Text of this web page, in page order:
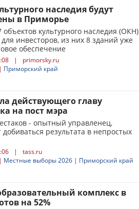
наследия будут
в Приморье
культурного наследия (ОКН)
инвесторов, из них 8 зданий уже
обеспечение
|
primorsky.ru
| Приморский край
действующего главу
на пост мэра
- опытный управленец,
результата в непростых
|
tass.ru
| Местные выборы 2026 | Приморский край
комплекс в
на 52%